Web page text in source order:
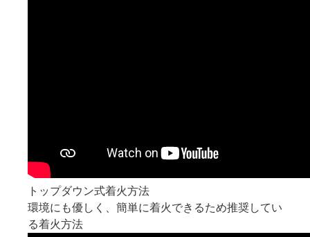
トップダウン式着火方法
環境にも優しく、簡単に着火できるため推奨してい
る着火方法